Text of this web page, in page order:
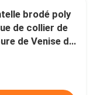
brodé poly
de collier de
de Venise de